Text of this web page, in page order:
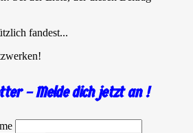
fandest...
– Melde dich jetzt an !